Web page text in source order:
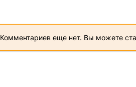
Комментариев еще нет. Вы можете